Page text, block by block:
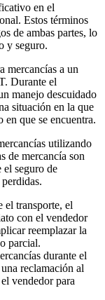
en el
Estos términos
de ambas partes, lo
y seguro.
mercancías a un
Durante el
manejo descuidado
situación en la que
en que se encuentra.
utilizando
de mercancía son
el seguro de
el transporte, el
con el vendedor
reemplazar la
parcial.
durante el
reclamación al
vendedor para